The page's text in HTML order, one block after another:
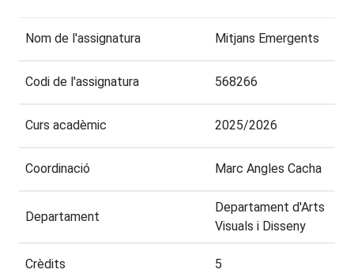
Nom de l'assignatura Mitjans Emergents
Codi de l'assignatura 568266
Curs acadèmic 2025/2026
Coordinació Marc Angles Cacha
Departament
Departament d'Arts
Visuals i Disseny
Crèdits 5